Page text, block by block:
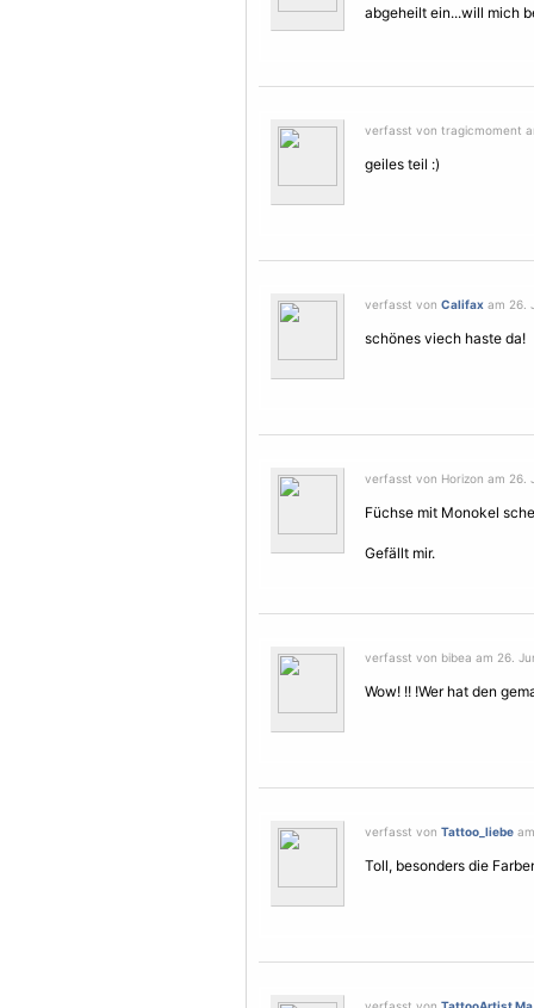
abgeheilt ein...will mich
verfasst von tragicmoment
geiles teil :)
verfasst von Califax am 26.
schönes viech haste da!
verfasst von Horizon am 26.
Füchse mit Monokel
Gefällt mir.
verfasst von bibea am 26.
Wow! !! !Wer hat den
verfasst von Tattoo_liebe
Toll, besonders die